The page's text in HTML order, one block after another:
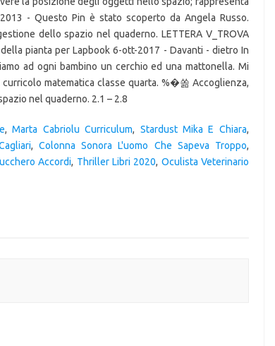
,Marta Cabriolu Curriculum, Stardust Mika E Chiara,
,Colonna Sonora L'uomo Che Sapeva Troppo,
Accordi, Thriller Libri 2020, Oculista Veterinario